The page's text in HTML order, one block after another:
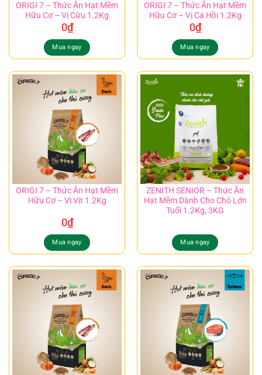
ORIGI 7 – Thức Ăn Hạt Mềm
Hữu Cơ – Vị Cừu 1.2Kg
0₫
Mua ngay
ORIGI 7 – Thức Ăn Hạt Mềm
Hữu Cơ – Vị Cá Hồi 1.2Kg
0₫
Mua ngay
ORIGI 7 – Thức Ăn Hạt Mềm
Hữu Cơ – Vị Vịt 1.2Kg
0₫
Mua ngay
ZENITH SENIOR – Thức Ăn
Hạt Mềm Dành Cho Chó Lớn
Tuổi 1.2Kg, 3KG
Mua ngay